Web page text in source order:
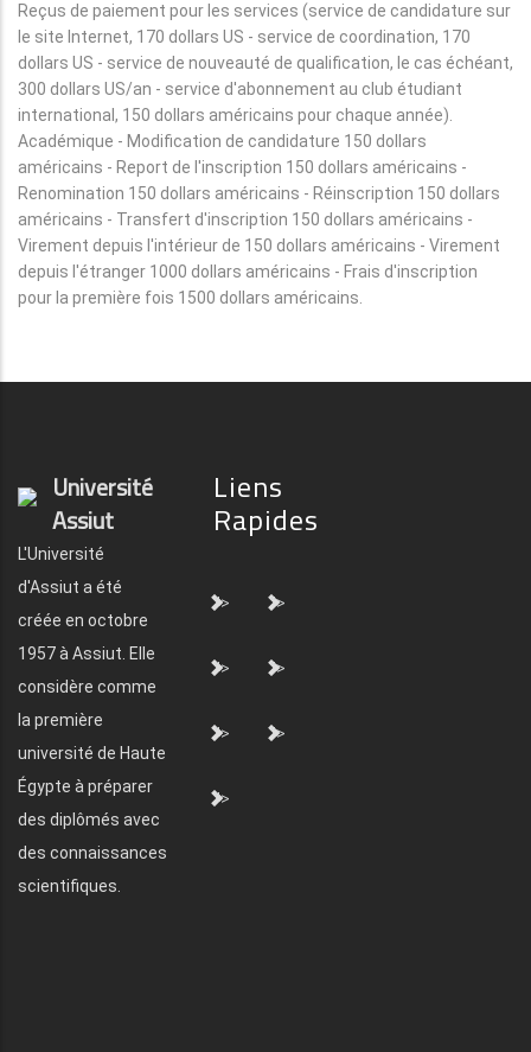
Reçus de paiement pour les services (service de candidature sur
le site Internet, 170 dollars US - service de coordination, 170
dollars US - service de nouveauté de qualification, le cas échéant,
300 dollars US/an - service d'abonnement au club étudiant
international, 150 dollars américains pour chaque année).
Académique - Modification de candidature 150 dollars
américains - Report de l'inscription 150 dollars américains -
Renomination 150 dollars américains - Réinscription 150 dollars
américains - Transfert d'inscription 150 dollars américains -
Virement depuis l'intérieur de 150 dollars américains - Virement
depuis l'étranger 1000 dollars américains - Frais d'inscription
pour la première fois 1500 dollars américains.
Université
Assiut
L'Université
d'Assiut a été
créée en octobre
1957 à Assiut. Elle
considère comme
la première
université de Haute
Égypte à préparer
des diplômés avec
des connaissances
scientifiques.
Liens
Rapides
"> ">
"> ">
"> ">
">